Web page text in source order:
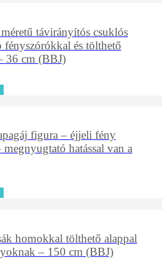
távirányítós csuklós
és tölthető
36 cm (BBJ)
figura – éjjeli fény
megnyugtató hatással van a
homokkal tölthető alappal
– 150 cm (BBJ)